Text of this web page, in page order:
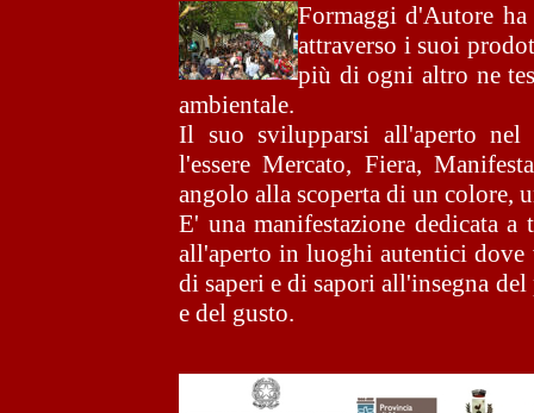
Formaggi d'Autore
attraverso i suoi pr
più di ogni altro ne
ambientale.
Il suo svilupparsi all'aperto nel
l'essere Mercato, Fiera,
angolo alla scoperta di un colore,
E' una manifestazione dedicata
all'aperto in luoghi autentici dove
di saperi e di sapori all'insegna
e del gusto.